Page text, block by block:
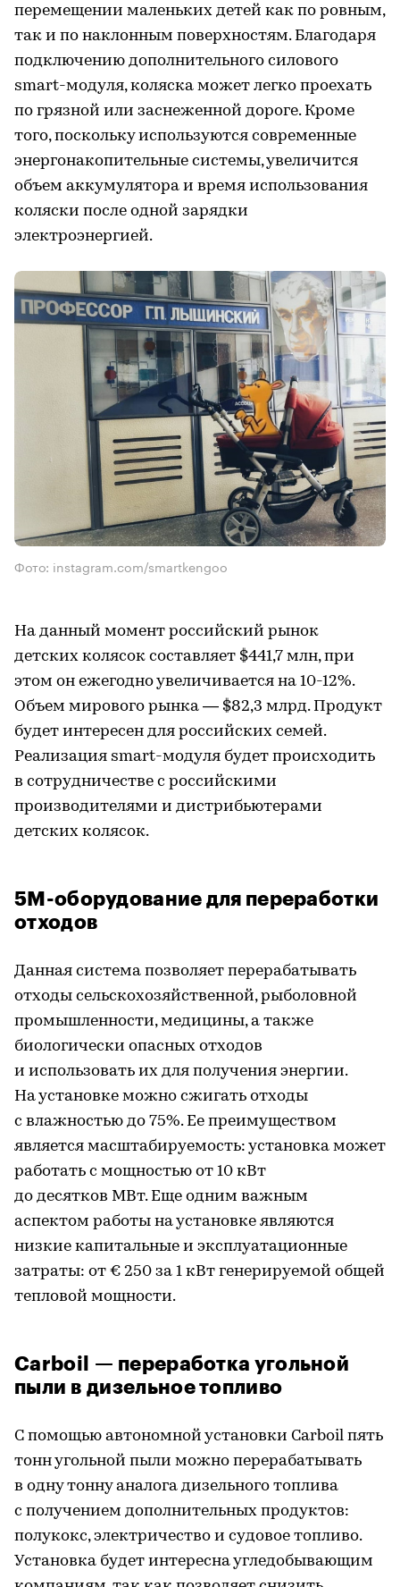
перемещении маленьких детей как по ровным,
так и по наклонным поверхностям. Благодаря
подключению дополнительного силового
smart-модуля, коляска может легко проехать
по грязной или заснеженной дороге. Кроме
того, поскольку используются современные
энергонакопительные системы, увеличится
объем аккумулятора и время использования
коляски после одной зарядки
электроэнергией.
Фото: instagram.com/smartkengoo
На данный момент российский рынок
детских колясок составляет $441,7 млн, при
этом он ежегодно увеличивается на 10-12%.
Объем мирового рынка — $82,3 млрд. Продукт
будет интересен для российских семей.
Реализация smart-модуля будет происходить
в сотрудничестве с российскими
производителями и дистрибьютерами
детских колясок.
5М-оборудование для переработки
отходов
Данная система позволяет перерабатывать
отходы сельскохозяйственной, рыболовной
промышленности, медицины, а также
биологически опасных отходов
и использовать их для получения энергии.
На установке можно сжигать отходы
с влажностью до 75%. Ее преимуществом
является масштабируемость: установка может
работать с мощностью от 10 кВт
до десятков МВт. Еще одним важным
аспектом работы на установке являются
низкие капитальные и эксплуатационные
затраты: от € 250 за 1 кВт генерируемой общей
тепловой мощности.
Carboil — переработка угольной
пыли в дизельное топливо
С помощью автономной установки Carboil пять
тонн угольной пыли можно перерабатывать
в одну тонну аналога дизельного топлива
с получением дополнительных продуктов:
полукокс, электричество и судовое топливо.
Установка будет интересна угледобывающим